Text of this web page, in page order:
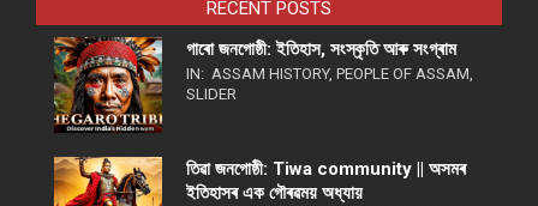
RECENT POSTS
গাৰো জনগোষ্ঠী: ইতিহাস, সংস্কৃতি আৰু সংগ্ৰাম
IN: ASSAM HISTORY, PEOPLE OF ASSAM
SLIDER
তিৱা জনগোষ্ঠী: Tiwa community || অসমৰ
ইতিহাসৰ এক গৌৰৱময় অধ্যায়